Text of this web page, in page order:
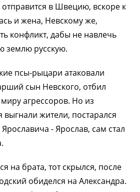
в Швецию, вскоре к
и жена, Невскому же,
конфликт, дабы не навлечь
землю русскую.
псы-рыцари атаковали
сын Невского, отбил
агрессоров. Но из
жители, постарался
- Ярослав, сам стал
на брата, тот скрылся, после
обиделся на Александра.